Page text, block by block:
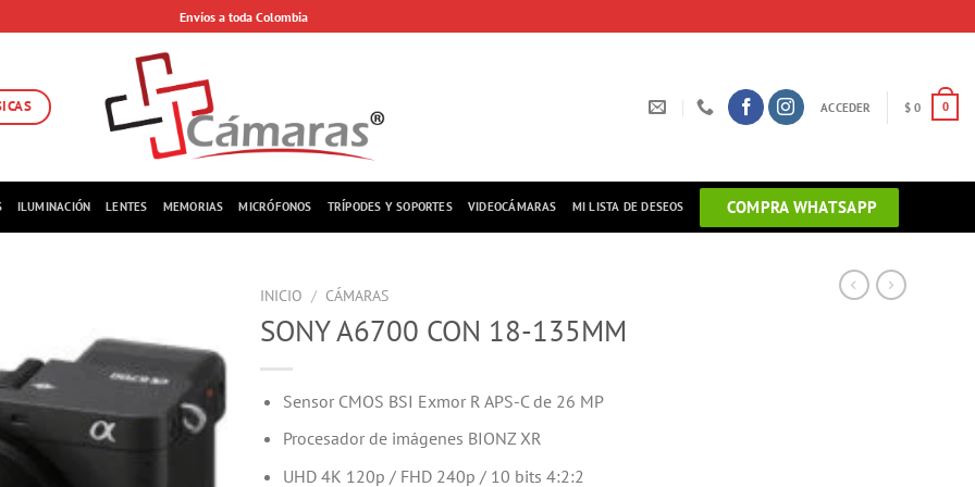
Envíos a toda Colombia
ACCEDER $0 0
ILUMINACIÓN LENTES MEMORIAS MICRÓFONOS TRÍPODES Y SOPORTES VIDEOCÁMARAS MI LISTA DE DESEOS COMPRA WHATSAPP
INICIO / CÁMARAS
SONY A6700 CON 18-135MM
Sensor CMOS BSI Exmor R APS-C de 26 MP
Procesador de imágenes BIONZ XR
UHD 4K 120p / FHD 240p / 10 bits 4:2:2